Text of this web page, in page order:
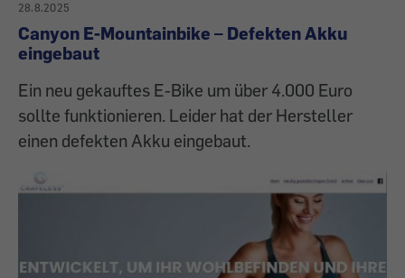
28.8.2025
Canyon E-Mountainbike – Defekten Akku
eingebaut
Ein neu gekauftes E-Bike um über 4.000 Euro
sollte funktionieren. Leider hat der Hersteller
einen defekten Akku eingebaut.